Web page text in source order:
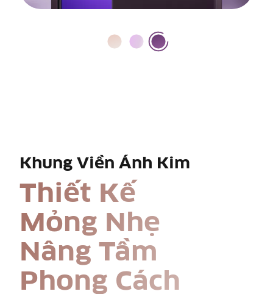
Khung Viền Ánh Kim
Thiết Kế
Mỏng Nhẹ
Nâng Tầm
Phong Cách